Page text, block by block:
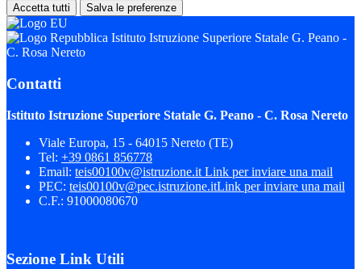
Accetta tutti Salva le preferenze
Istituto Istruzione Superiore Statale G. Peano -
C. Rosa Nereto
Contatti
Istituto Istruzione Superiore Statale G. Peano - C. Rosa Nereto
Viale Europa, 15 - 64015 Nereto (TE)
Tel: +39 0861 856778
Email: teis00100v@istruzione.it Link per inviare una mail
PEC: teis00100v@pec.istruzione.itLink per inviare una mail
C.F.: 91000080670
Sezione Link Utili